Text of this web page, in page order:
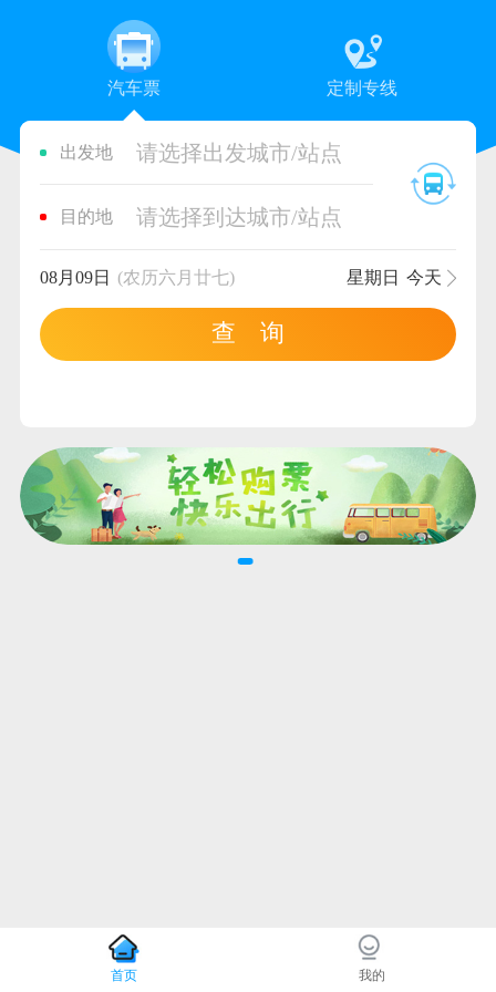
汽车票 定制专线
出发地 请选择出发城市/站点
目的地 请选择到达城市/站点
08月09日 (农历六月廿七) 星期日 今天
查 询
首页 我的